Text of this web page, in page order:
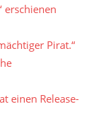
erschienen
Pirat.“
einen Release-